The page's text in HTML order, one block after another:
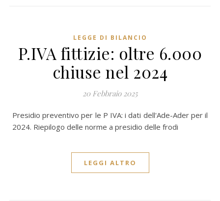
LEGGE DI BILANCIO
P.IVA fittizie: oltre 6.000
chiuse nel 2024
20 Febbraio 2025
Presidio preventivo per le P IVA: i dati dell'Ade-Ader per il
2024. Riepilogo delle norme a presidio delle frodi
LEGGI ALTRO